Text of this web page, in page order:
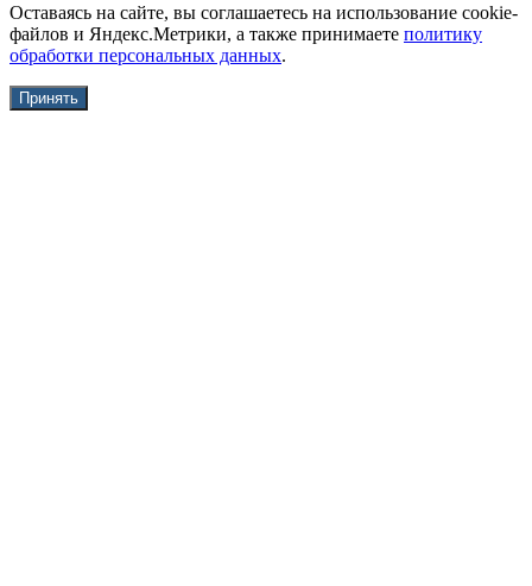
Оставаясь на сайте, вы соглашаетесь на использование cookie-
файлов и Яндекс.Метрики, а также принимаете политику
обработки персональных данных.
Принять